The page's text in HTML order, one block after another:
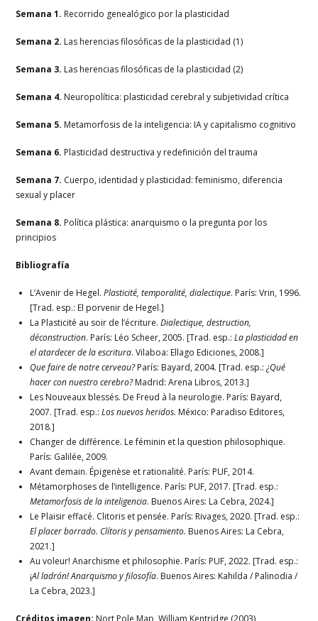
Semana 1. Recorrido genealógico por la plasticidad
Semana 2. Las herencias filosóficas de la plasticidad (1)
Semana 3. Las herencias filosóficas de la plasticidad (2)
Semana 4. Neuropolítica: plasticidad cerebral y subjetividad crítica
Semana 5. Metamorfosis de la inteligencia: IA y capitalismo cognitivo
Semana 6. Plasticidad destructiva y redefinición del trauma
Semana 7. Cuerpo, identidad y plasticidad: feminismo, diferencia
sexual y placer
Semana 8. Política plástica: anarquismo o la pregunta por los
principios
Bibliografía
L’Avenir de Hegel.Plasticité, temporalité, dialectique. París: Vrin, 1996.
[Trad. esp.: El porvenir de Hegel.]
La Plasticité au soir de l’écriture.Dialectique, destruction,
déconstruction. París: Léo Scheer, 2005. [Trad. esp.:La plasticidad en
el atardecer de la escritura. Vilaboa: Ellago Ediciones, 2008.]
Que faire de notre cerveau?París: Bayard, 2004. [Trad. esp.:¿Qué
hacer con nuestro cerebro?Madrid: Arena Libros, 2013.]
Les Nouveaux blessés. De Freud à la neurologie. París: Bayard,
2007. [Trad. esp.:Los nuevos heridos. México: Paradiso Editores,
2018.]
Changer de différence. Le féminin et la question philosophique.
París: Galilée, 2009.
Avant demain. Épigenèse et rationalité. París: PUF, 2014.
Métamorphoses de l’intelligence. París: PUF, 2017. [Trad. esp.:
Metamorfosis de la inteligencia. Buenos Aires: La Cebra, 2024.]
Le Plaisir effacé. Clitoris et pensée. París: Rivages, 2020. [Trad. esp.:
El placer borrado. Clítoris y pensamiento. Buenos Aires: La Cebra,
2021.]
Au voleur! Anarchisme et philosophie. París: PUF, 2022. [Trad. esp.:
¡Al ladrón! Anarquismo y filosofía. Buenos Aires: Kahilda / Palinodia /
La Cebra, 2023.]
Créditos imagen: Nort Pole Map, William Kentridge (2003)